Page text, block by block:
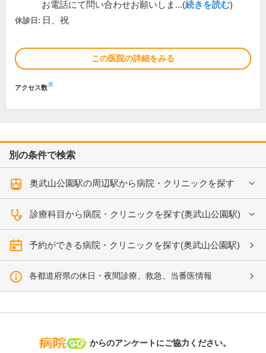
お電話にて問い合わせお願いしま...(続きを読む)
休診日: 日、祝
この医院の詳細をみる
アクセス数※
別の条件で検索
奥武山公園駅の周辺駅から病院・クリニックを探す
診療科目から病院・クリニックを探す(奥武山公園駅)
予約ができる病院・クリニックを探す(奥武山公園駅)
各都道府県の休日・夜間診療、救急、当番医情報
病院なび
からのアンケートにご協力ください。